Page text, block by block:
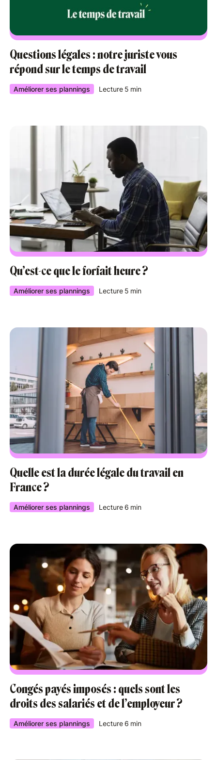
Questions légales : notre juriste vous
répond sur le temps de travail
Améliorer ses plannings Lecture 5 min
Qu’est-ce que le forfait heure ?
Améliorer ses plannings Lecture 5 min
Quelle est la durée légale du travail en
France ?
Améliorer ses plannings Lecture 6 min
Congés payés imposés : quels sont les
droits des salariés et de l’employeur ?
Améliorer ses plannings Lecture 6 min